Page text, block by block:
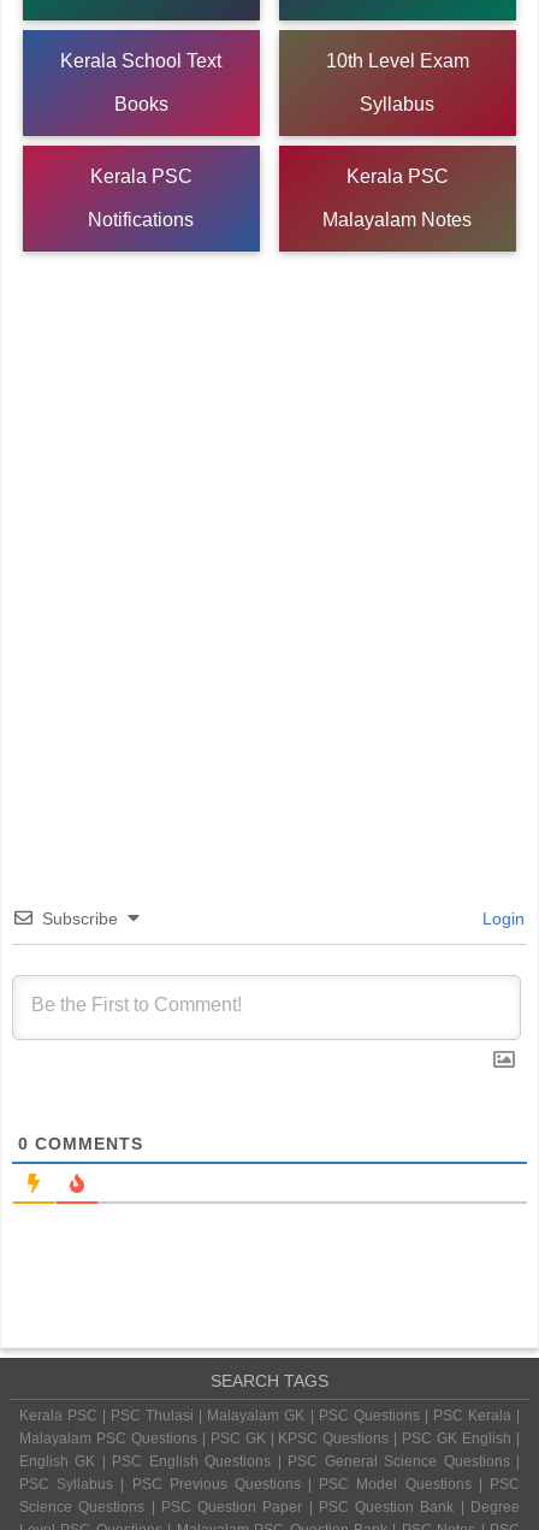
Kerala School Text
Books
10th Level Exam
Syllabus
Kerala PSC
Notifications
Kerala PSC
Malayalam Notes
Subscribe Login
0 COMMENTS
SEARCH TAGS
Kerala PSC | PSC Thulasi | Malayalam GK | PSC Questions | PSC Kerala |
Malayalam PSC Questions | PSC GK | KPSC Questions | PSC GK English |
English GK | PSC English Questions | PSC General Science Questions |
PSC Syllabus | PSC Previous Questions | PSC Model Questions | PSC
Science Questions | PSC Question Paper | PSC Question Bank | Degree